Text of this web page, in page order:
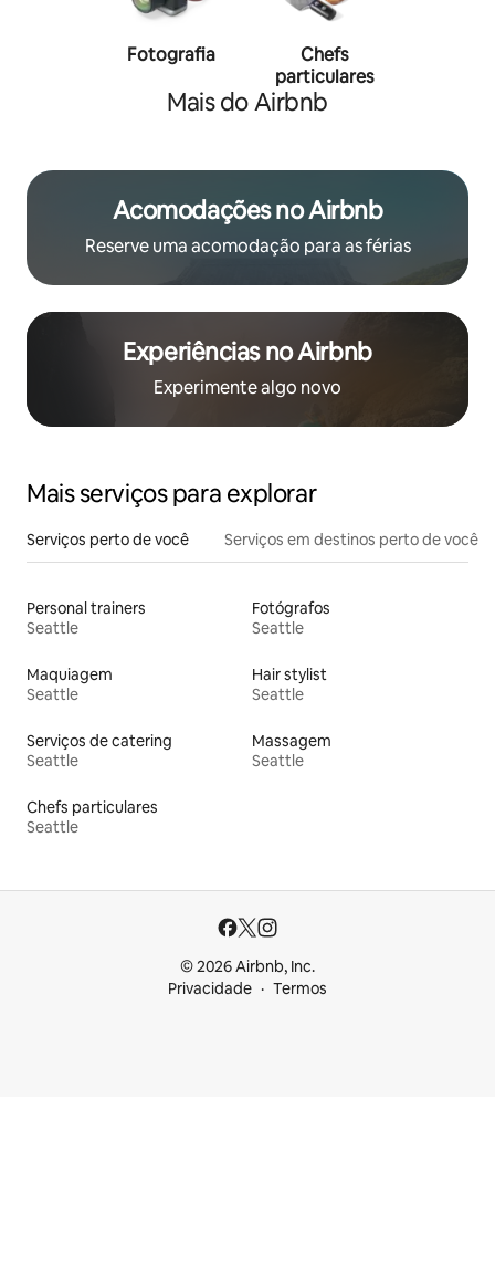
Fotografia
Chefs
particulares
Mais do Airbnb
Acomodações no Airbnb
Reserve uma acomodação para as férias
Experiências no Airbnb
Experimente algo novo
Mais serviços para explorar
Serviços perto de você Serviços em destinos perto de você
Personal trainers
Seattle
Fotógrafos
Seattle
Maquiagem
Seattle
Hair stylist
Seattle
Serviços de catering
Seattle
Massagem
Seattle
Chefs particulares
Seattle
© 2026 Airbnb, Inc.
Privacidade
Termos